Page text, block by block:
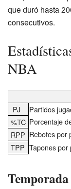
que duró hasta
consecutivos.
NBA
PJ Partidos
%TC Porcentaje
RPP Rebotes por
TPP Tapones por